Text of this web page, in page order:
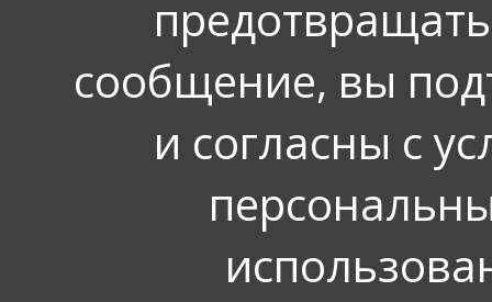
сообщение, вы
и согласны с